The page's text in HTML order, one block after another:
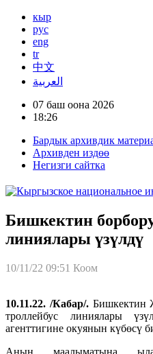
кыр
рус
eng
tr
中文
العربية
07 баш оона 2026
18:26
Бардык архивдик
Архивден издөө
Негизги сайтка
Бишкектин
линиялары үзүлдү
10/11/22 09:51 Коом
10.11.22. /Кабар/. Бишкектин
троллейбус линиялары
агенттигине окуянын күбөсү
Анын маалыматына